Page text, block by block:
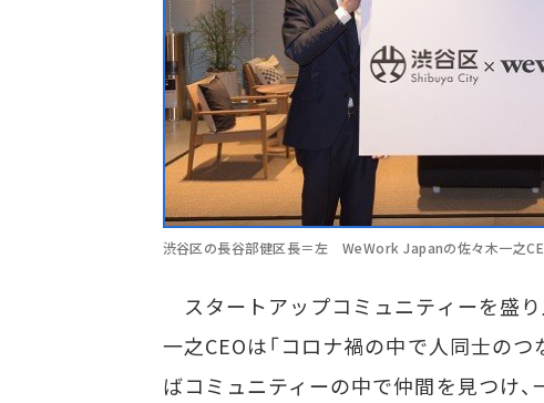
渋谷区の長谷部健区長＝左 WeWork Japanの佐々木一之
スタートアップコミュニティーを盛
一之CEOは「コロナ禍の中で人同士の
ばコミュニティーの中で仲間を見つけ